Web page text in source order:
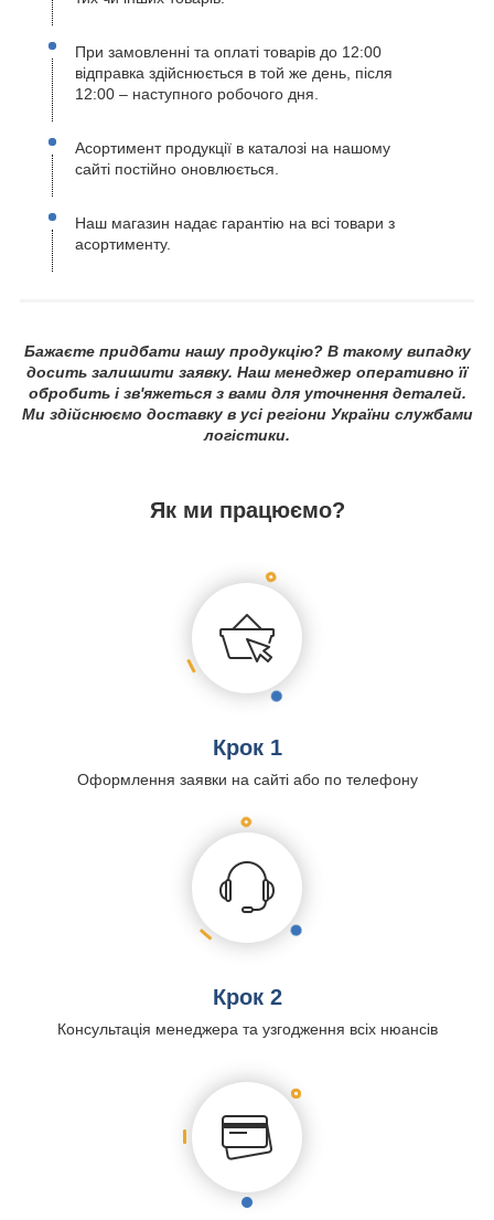
При замовленні та оплаті товарів до 12:00
відправка здійснюється в той же день, після
12:00 – наступного робочого дня.
Асортимент продукції в каталозі на нашому
сайті постійно оновлюється.
Наш магазин надає гарантію на всі товари з
асортименту.
Бажаєте придбати нашу продукцію? В такому випадку
досить залишити заявку. Наш менеджер оперативно її
обробить і зв'яжеться з вами для уточнення деталей.
Ми здійснюємо доставку в усі регіони України службами
логістики.
Як ми працюємо?
Крок 1
Оформлення заявки на сайті або по телефону
Крок 2
Консультація менеджера та узгодження всіх нюансів